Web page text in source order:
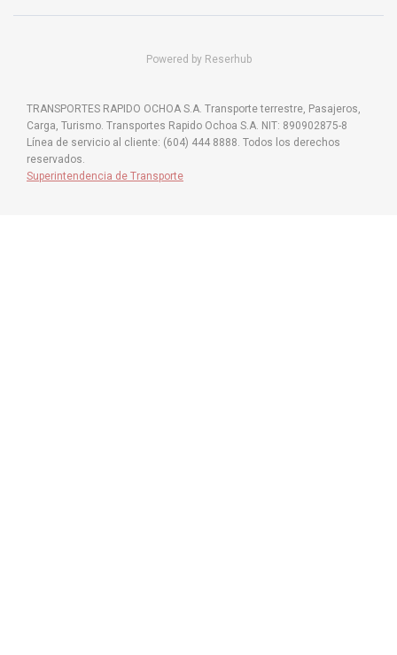
Powered by Reserhub
TRANSPORTES RAPIDO OCHOA S.A. Transporte terrestre, Pasajeros,
Carga, Turismo. Transportes Rapido Ochoa S.A. NIT: 890902875-8
Línea de servicio al cliente: (604) 444 8888. Todos los derechos
reservados.
Superintendencia de Transporte